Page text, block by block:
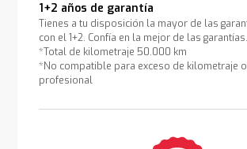
1+2 años de garantía
Tienes a tu disposición la mayor de las
con el 1+2. Confía en la mejor de las garantías.
*Total de kilometraje 50.000 km
*No compatible para exceso de kilometraje
profesional